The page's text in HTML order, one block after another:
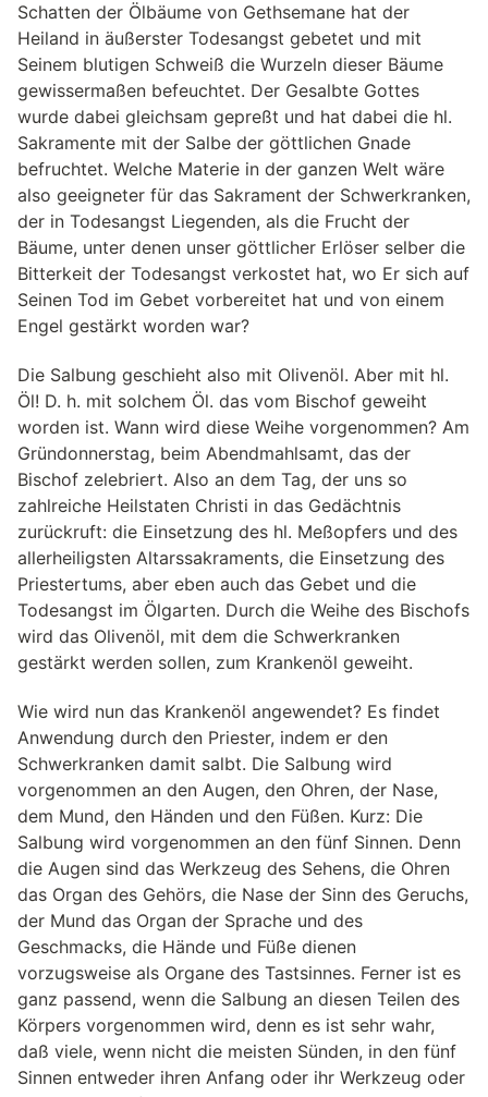
Schatten der Ölbäume von Gethsemane hat der
Heiland in äußerster Todesangst gebetet und mit
Seinem blutigen Schweiß die Wurzeln dieser Bäume
gewissermaßen befeuchtet. Der Gesalbte Gottes
wurde dabei gleichsam gepreßt und hat dabei die hl.
Sakramente mit der Salbe der göttlichen Gnade
befruchtet. Welche Materie in der ganzen Welt wäre
also geeigneter für das Sakrament der Schwerkranken,
der in Todesangst Liegenden, als die Frucht der
Bäume, unter denen unser göttlicher Erlöser selber die
Bitterkeit der Todesangst verkostet hat, wo Er sich auf
Seinen Tod im Gebet vorbereitet hat und von einem
Engel gestärkt worden war?
Die Salbung geschieht also mit Olivenöl. Aber mit hl.
Öl! D. h. mit solchem Öl. das vom Bischof geweiht
worden ist. Wann wird diese Weihe vorgenommen? Am
Gründonnerstag, beim Abendmahlsamt, das der
Bischof zelebriert. Also an dem Tag, der uns so
zahlreiche Heilstaten Christi in das Gedächtnis
zurückruft: die Einsetzung des hl. Meßopfers und des
allerheiligsten Altarssakraments, die Einsetzung des
Priestertums, aber eben auch das Gebet und die
Todesangst im Ölgarten. Durch die Weihe des Bischofs
wird das Olivenöl, mit dem die Schwerkranken
gestärkt werden sollen, zum Krankenöl geweiht.
Wie wird nun das Krankenöl angewendet? Es findet
Anwendung durch den Priester, indem er den
Schwerkranken damit salbt. Die Salbung wird
vorgenommen an den Augen, den Ohren, der Nase,
dem Mund, den Händen und den Füßen. Kurz: Die
Salbung wird vorgenommen an den fünf Sinnen. Denn
die Augen sind das Werkzeug des Sehens, die Ohren
das Organ des Gehörs, die Nase der Sinn des Geruchs,
der Mund das Organ der Sprache und des
Geschmacks, die Hände und Füße dienen
vorzugsweise als Organe des Tastsinnes. Ferner ist es
ganz passend, wenn die Salbung an diesen Teilen des
Körpers vorgenommen wird, denn es ist sehr wahr,
daß viele, wenn nicht die meisten Sünden, in den fünf
Sinnen entweder ihren Anfang oder ihr Werkzeug oder